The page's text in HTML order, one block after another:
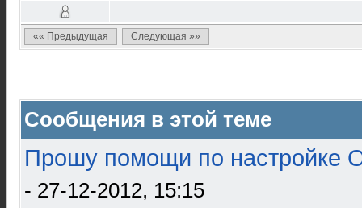
«« Предыдущая Следующая »»
Сообщения в этой теме
Прошу помощи по настройке
- 27-12-2012, 15:15